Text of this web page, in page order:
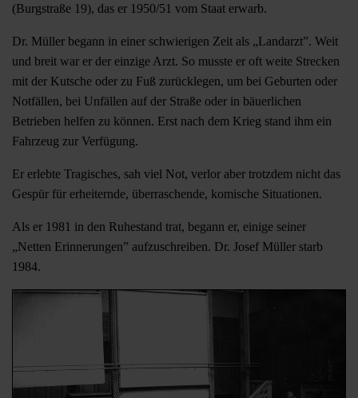
(Burgstraße 19), das er 1950/51 vom Staat erwarb.
Dr. Müller begann in einer schwierigen Zeit als „Landarzt”. Weit
und breit war er der einzige Arzt. So musste er oft weite Strecken
mit der Kutsche oder zu Fuß zurücklegen, um bei Geburten oder
Notfällen, bei Unfällen auf der Straße oder in bäuerlichen
Betrieben helfen zu können. Erst nach dem Krieg stand ihm ein
Fahrzeug zur Verfügung.
Er erlebte Tragisches, sah viel Not, verlor aber trotzdem nicht das
Gespür für erheiternde, überraschende, komische Situationen.
Als er 1981 in den Ruhestand trat, begann er, einige seiner
„Netten Erinnerungen” aufzuschreiben. Dr. Josef Müller starb
1984.